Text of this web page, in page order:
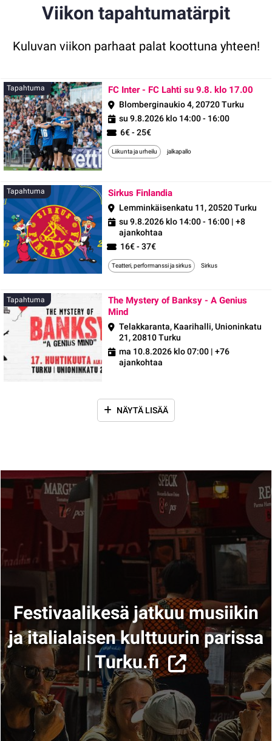
Viikon tapahtumatärpit
Kuluvan viikon parhaat palat koottuna yhteen!
Tapahtuma FC Inter - FC Lahti su 9.8. klo 17.00
Blomberginaukio 4, 20720 Turku
su 9.8.2026 klo 14:00 - 16:00
6€ - 25€
Liikunta ja urheilu jalkapallo
Tapahtuma Sirkus FinlandiaTapahtuma
Lemminkäisenkatu 11, 20520 Turku
su 9.8.2026 klo 14:00 - 16:00 | +8
ajankohtaa
16€ - 37€
Teatteri, performanssi ja sirkus Sirkus
Tapahtuma
The Mystery of Banksy - A Genius
Mind
Telakkaranta, Kaarihalli, Unioninkatu
21, 20810 Turku
ma 10.8.2026 klo 07:00 | +76
ajankohtaa
NÄYTÄ LISÄÄ
Festivaalikesä jatkuu musiikin
ja italialaisen kulttuurin parissa
| Turku.fi